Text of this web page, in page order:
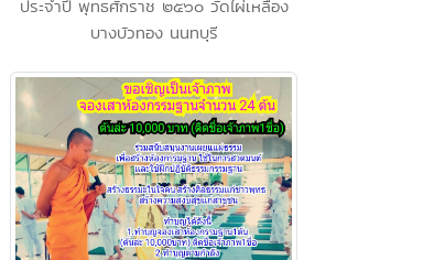
ประจำปี พุทธศักราช ๒๕๖๐ วัดไผ่เหลือง
บางบัวทอง นนทบุรี